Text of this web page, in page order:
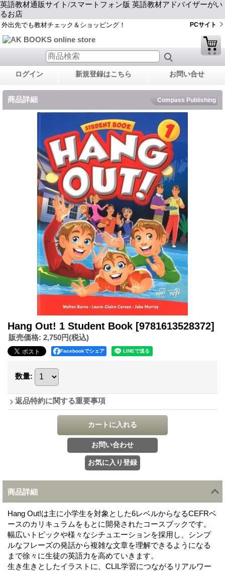
英語教材通販サイト/スマートフォン版 英語教材アドバイザーがい
るお店
外出先でも教材チェック＆ショッピング！ PCサイト
ログイン 新規登録はこちら お問い合せ
商品詳細 Compass Publishing
Hang Out! 1 Student Book [9781613528372]
販売価格: 2,750円(税込)
Facebookでシェア
数量:
返品特約に関する重要事項
商品詳細
Hang Out!は主に小学生を対象とした6レベルからなるCEFRベ
ースのカリキュラムをもとに開発されたコースブックです。
幅広いトピックや様々なシチュエーションを採用し、シンプ
ルなフレーズの発話から複雑な文章を理解できるようになる
まで徐々に生徒の英語力を高めていきます。
生き生きとしたイラストに、CLIL学習につながるリアルワー